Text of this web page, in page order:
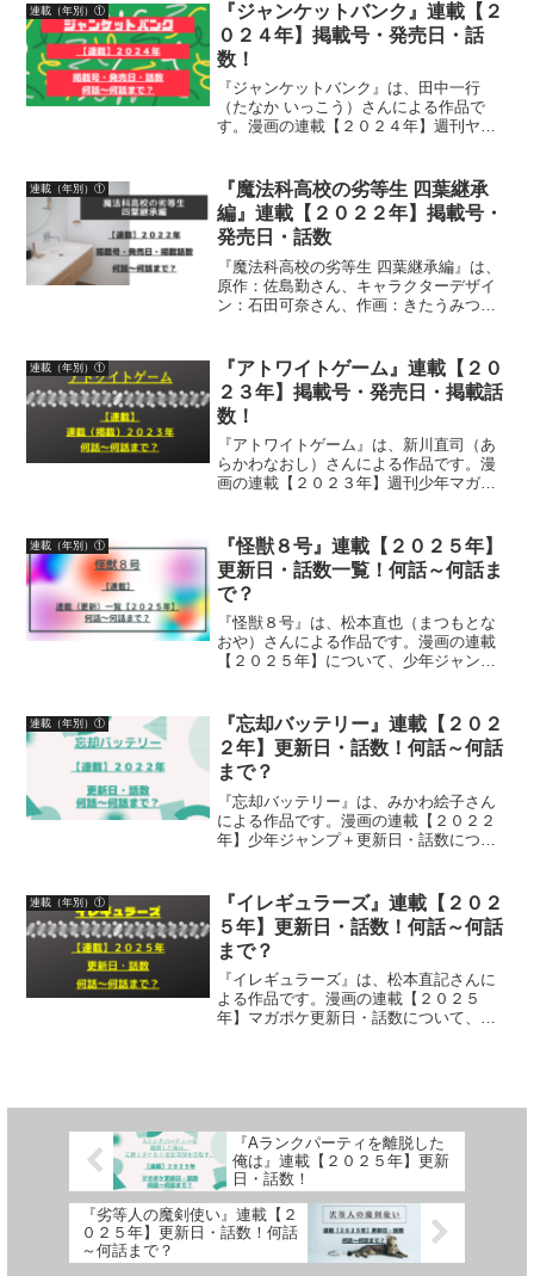
連載（年別）①
『ジャンケットバンク』連載【２
０２４年】掲載号・発売日・話
数！
『ジャンケットバンク』は、田中一行
（たなか いっこう）さんによる作品で
す。漫画の連載【２０２４年】週刊ヤン
連載（年別）①
『魔法科高校の劣等生 四葉継承
編』連載【２０２２年】掲載号・
発売日・話数
『魔法科高校の劣等生 四葉継承編』は、
原作：佐島勤さん、キャラクターデザイ
ン：石田可奈さん、作画：きたうみつな
年】月刊Gファンタジー掲載号、発売
日、掲載話数について、詳...
連載（年別）①
『アトワイトゲーム』連載【２０
２３年】掲載号・発売日・掲載話
数！
『アトワイトゲーム』は、新川直司（あ
らかわなおし）さんによる作品です。漫
画の連載【２０２３年】週刊少年マガジ
連載（年別）①
『怪獣８号』連載【２０２５年】
更新日・話数一覧！何話～何話ま
で？
『怪獣８号』は、松本直也（まつもとな
おや）さんによる作品です。漫画の連載
【２０２５年】について、少年ジャンプ
連載（年別）①
『忘却バッテリー』連載【２０２
２年】更新日・話数！何話～何話
まで？
『忘却バッテリー』は、みかわ絵子さん
による作品です。漫画の連載【２０２２
年】少年ジャンプ＋更新日・話数につい
連載（年別）①
『イレギュラーズ』連載【２０２
５年】更新日・話数！何話～何話
まで？
『イレギュラーズ』は、松本直記さんに
よる作品です。漫画の連載【２０２５
年】マガポケ更新日・話数について、詳
『Aランクパーティを離脱した
俺は』連載【２０２５年】更新
日・話数！
『劣等人の魔剣使い』連載【２
０２５年】更新日・話数！何話
～何話まで？